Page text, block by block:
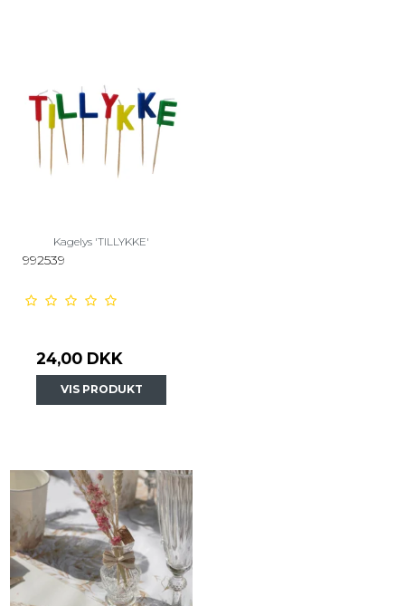
Kagelys 'TILLYKKE'
992539
24,00 DKK
VIS PRODUKT